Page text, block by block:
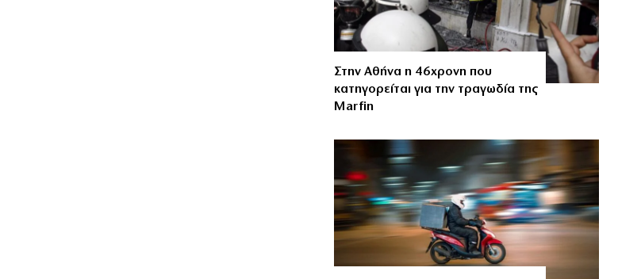
Στην Αθήνα η 46χρονη που
κατηγορείται για την τραγωδία της
Marfin